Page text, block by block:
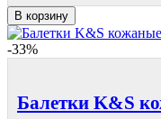
В корзину
-33%
Балетки K&S